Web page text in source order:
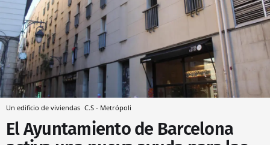
Un edificio de viviendas C.S - Metrópoli
El Ayuntamiento de Barcelona